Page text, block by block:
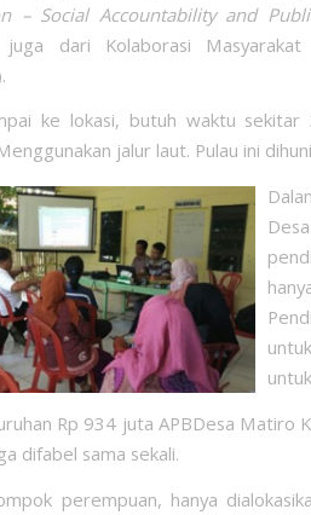
– Social Accountability and
juga dari Kolaborasi
ke lokasi, butuh waktu
jalur laut. Pulau ini
Rp 934 juta APBDesa Matiro
difabel sama sekali.
perempuan, hanya